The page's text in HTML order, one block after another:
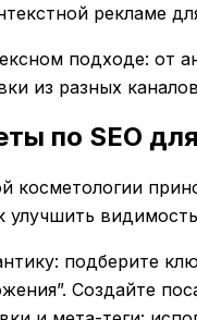
рекламе
подходе: от
из разных
по SEO
косметологии
улучшить
подберите
Создайте